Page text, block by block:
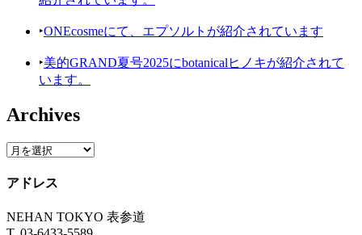
‣ONEcosmeにて、エプソルトが紹介されています
‣美的GRAND夏号2025にbotanicalヒノキが紹介されて
います。
Archives
アドレス
NEHAN TOKYO 表参道